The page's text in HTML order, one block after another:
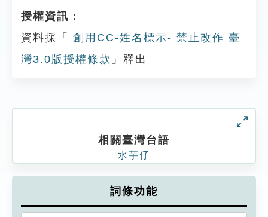
授權資訊：
資料採「
創用CC-姓名標示- 禁止改作 臺
灣3.0版授權條款 」釋出
相關臺灣台語
水芋仔
詞條功能